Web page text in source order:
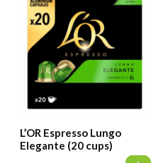
L’OR Espresso Lungo
Elegante (20 cups)